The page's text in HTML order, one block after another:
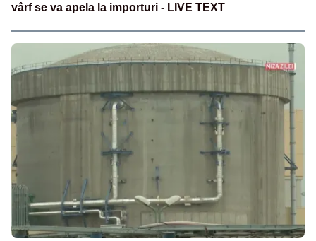
vârf se va apela la importuri - LIVE TEXT